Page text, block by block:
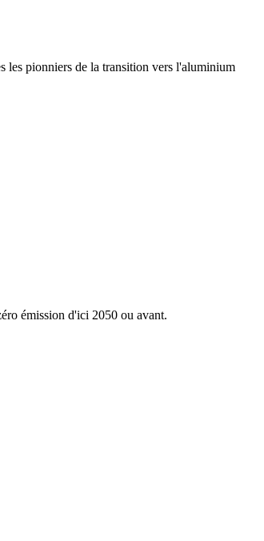
les pionniers de la transition vers l'aluminium
émission d'ici 2050 ou avant.